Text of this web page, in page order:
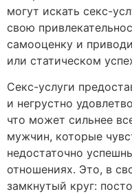
могут искать секс-
свою
самооценку и
или статическом
Секс-услуги
и негрустно
что может сильнее
мужчин, которые
недостаточно
отношениях. Это, в
замкнутый круг: